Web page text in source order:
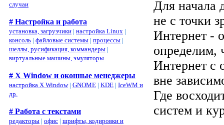
случаи
# Настройка и работа
установка, загрузчики | настройка Linux |
консоль | файловые системы | процессы |
шеллы, русификация, коммандеры |
виртуальные машины, эмуляторы
# X Window и оконные менеджеры
настройка X Window| GNOME | KDE | IceWM и
др.
# Работа с текстами
редакторы | офис | шрифты, кодировки и
Для начала
не с точки
Интернет -
определим,
Интернет с
вне
Где
систем и